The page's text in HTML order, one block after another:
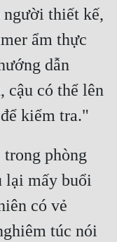
người thiết kế,
ẩm thực
dẫn
cậu có thể lên
phòng
lại mấy buổi
có vẻ
túc nói